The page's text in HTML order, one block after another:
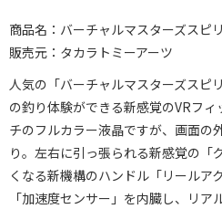
商品名：バーチャルマスターズスピ
販売元：タカラトミーアーツ
人気の「バーチャルマスターズスピ
の釣り体験ができる新感覚のVRフ
チのフルカラー液晶ですが、画面の
り。左右に引っ張られる新感覚の「
くなる新機構のハンドル「リールア
「加速度センサー」を内臓し、リ